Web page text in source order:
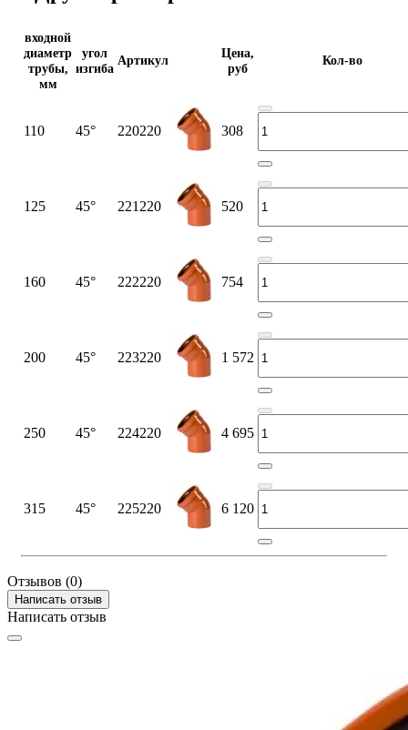
входной
диаметр
трубы,
мм
угол
изгиба
Артикул
Цена,
руб
Кол-во
110 45° 220220 308
125 45° 221220 520
160 45° 222220 754
200 45° 223220 1 572
250 45° 224220 4 695
315 45° 225220 6 120
Отзывов (0)
Написать отзыв
Написать отзыв